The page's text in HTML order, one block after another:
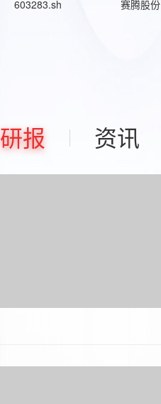
603283.sh 赛腾股份
研报 资讯